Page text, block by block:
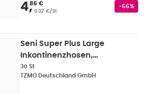
Verkaufspreis 4,86
4,
86 €
Grundpreis
0.32 €/St
-66%
Seni Super Plus Large
Inkontinenzhosen,
Unisex, 30er Pack, 100 -
150 cm, 3200 ml 30 St
30 St
TZMO Deutschland GmbH